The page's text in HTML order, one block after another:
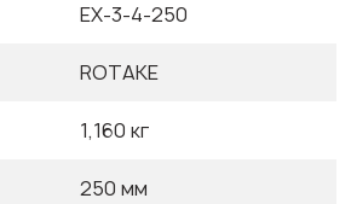
EX-3-4-250
ROTAKE
1,160 кг
250 мм